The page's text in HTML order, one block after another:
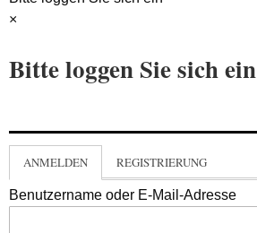
×
Bitte loggen Sie sich ein
ANMELDEN REGISTRIERUNG
Benutzername oder E-Mail-Adresse